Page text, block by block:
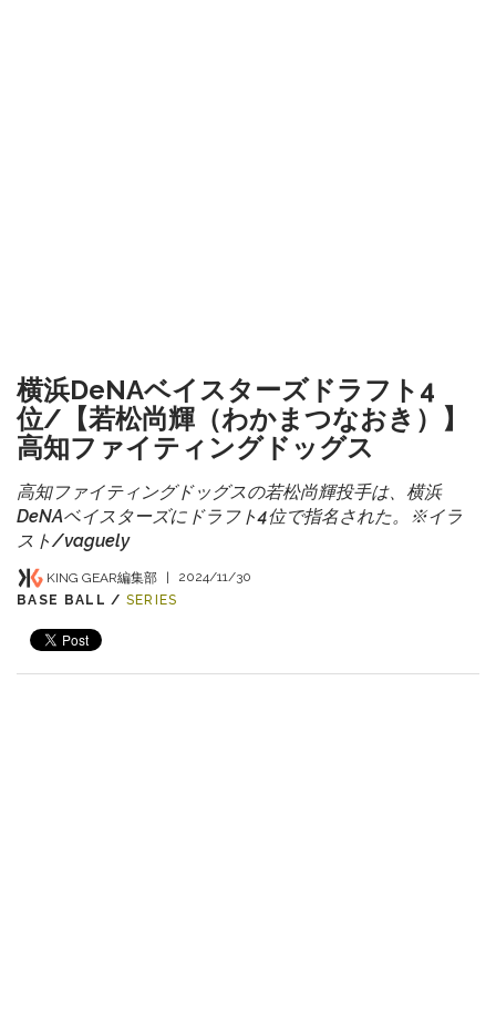
横浜DeNAベイスターズドラフト4
位/【若松尚輝（わかまつなおき）】
高知ファイティングドッグス
高知ファイティングドッグスの若松尚輝投手は、横浜
DeNAベイスターズにドラフト4位で指名された。※イラ
スト/vaguely
KING GEAR編集部 |
2024/11/30
BASE BALL / SERIES